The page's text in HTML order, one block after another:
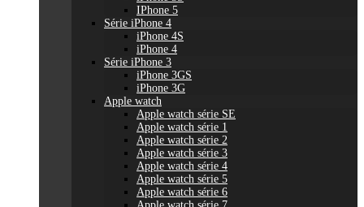
IPhone 5
Série iPhone 4
iPhone 4S
iPhone 4
Série iPhone 3
iPhone 3GS
iPhone 3G
Apple watch
Apple watch série SE
Apple watch série 1
Apple watch série 2
Apple watch série 3
Apple watch série 4
Apple watch série 5
Apple watch série 6